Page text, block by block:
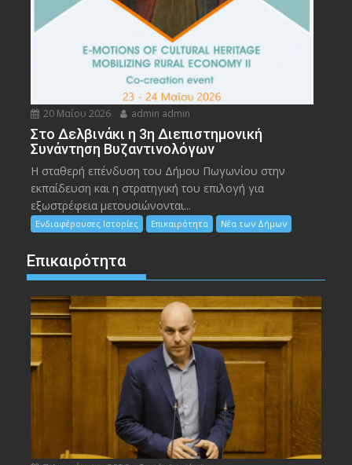
20 Μαΐου 2026 admin admin
Στο Δελβινάκι η 3η Διεπιστημονική
Συνάντηση Βυζαντινολόγων
Η σταθερή επένδυση του Δήμου Πωγωνίου στην
εκπαίδευση και η στρατηγική του επιλογή για
εξωστρέφεια μετουσιώνονται...
Ενδιαφέρουσες Ιστορίες Επικαιρότητα Νέα των Δήμων
Επικαιρότητα